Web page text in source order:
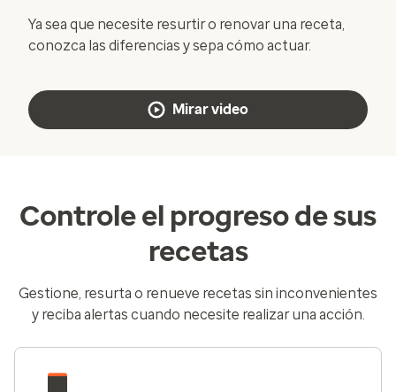
Ya sea que necesite resurtir o renovar una receta,
conozca las diferencias y sepa cómo actuar.
Mirar video
Controle el progreso de sus
recetas
Gestione, resurta o renueve recetas sin inconvenientes
y reciba alertas cuando necesite realizar una acción.